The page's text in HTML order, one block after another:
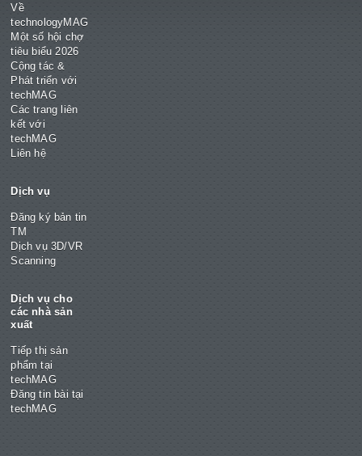
Về
technologyMAG
Một số hội chợ
tiêu biểu 2026
Cộng tác &
Phát triển với
techMAG
Các trang liên
kết với
techMAG
Liên hệ
Dịch vụ
Đăng ký bản tin
TM
Dịch vụ 3D/VR
Scanning
Dịch vụ cho
các nhà sản
xuất
Tiếp thị sản
phẩm tại
techMAG
Đăng tin bài tại
techMAG